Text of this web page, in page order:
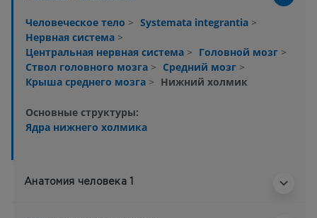
Человеческое тело > Systemata integrantia >
Нервная система >
Центральная нервная система > Головной мозг >
Ствол головного мозга > Средний мозг >
Крыша среднего мозга > Нижний холмик
Основные структуры:
Ядра нижнего холмика
Анатомия человека 1